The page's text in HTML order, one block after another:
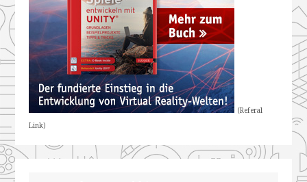
(Referal
Link)